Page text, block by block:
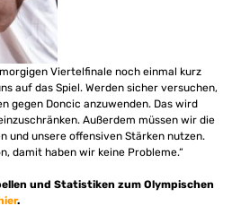
Viertelfinale noch einmal kurz
auf das Spiel. Werden sicher versuchen,
gegen Doncic anzuwenden. Das wird
Außerdem müssen wir die
und unsere offensiven Stärken nutzen.
damit haben wir keine Probleme.“
und Statistiken zum Olympischen
.